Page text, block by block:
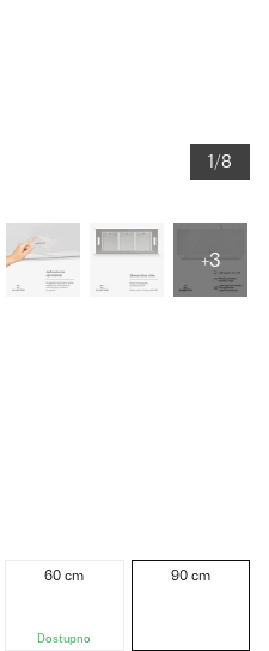
1/8
+3
60 cm
Dostupno
90 cm